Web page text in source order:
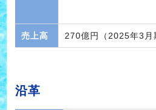
売上高 270億円（2025年3月
沿革